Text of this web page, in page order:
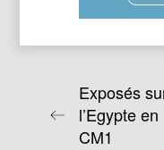
Exposés
l’Egypte en
CM1